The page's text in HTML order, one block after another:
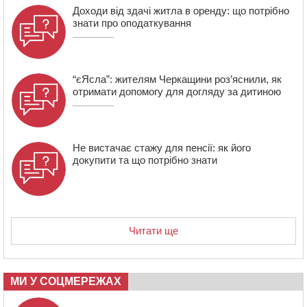
заходи
18:07 Боксерка з Черкащини готується до чемпіонату
Європи серед молоді
Доходи від здачі житла в оренду: що потрібно
знати про оподаткування
“єЯсла”: жителям Черкащини роз’яснили, як
отримати допомогу для догляду за дитиною
Не вистачає стажу для пенсії: як його
докупити та що потрібно знати
Читати ще
МИ У СОЦМЕРЕЖАХ